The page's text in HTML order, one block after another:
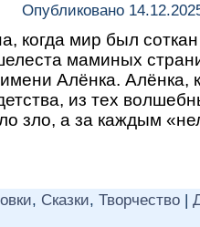
Опубликовано
когда мир был
маминых
Алёнка. Алёнка,
из тех
зло, а за каждым
, Сказки, Творчество |